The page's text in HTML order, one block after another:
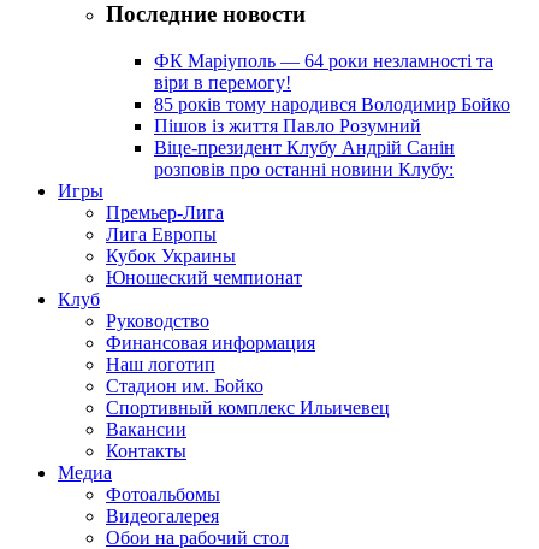
Последние новости
ФК Маріуполь — 64 роки незламності та
віри в перемогу!
85 років тому народився Володимир Бойко
Пішов із життя Павло Розумний
Віце-президент Клубу Андрій Санін
розповів про останні новини Клубу:
Игры
Премьер-Лига
Лига Европы
Кубок Украины
Юношеский чемпионат
Клуб
Руководство
Финансовая информация
Наш логотип
Стадион им. Бойко
Спортивный комплекс Ильичевец
Вакансии
Контакты
Медиа
Фотоальбомы
Видеогалерея
Обои на рабочий стол